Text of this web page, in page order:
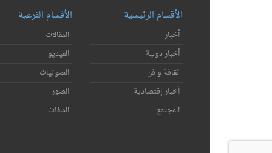
الأقسام الرئيسية
أخبار
أخبار دولية
ثقافة و فن
أخبار إقتصادية
المجتمع
الأقسام الفرعية
المقالات
الفيديو
الصوتيات
الصور
الملفات